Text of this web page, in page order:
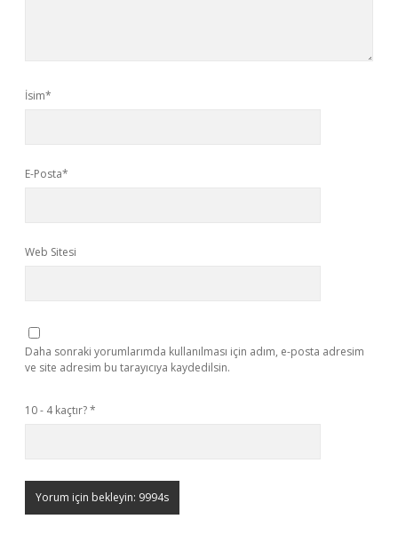
İsim*
E-Posta*
Web Sitesi
Daha sonraki yorumlarımda kullanılması için adım, e-posta adresim
ve site adresim bu tarayıcıya kaydedilsin.
10 - 4 kaçtır?*